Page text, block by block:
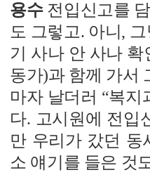
용수전입신고를
도 그렇고. 아니,
기 사나 안 사나
동가)과 함께 가서
마자 날더러 “복지
다. 고시원에 전입
만 우리가 갔던 동
소 얘기를 들은 것